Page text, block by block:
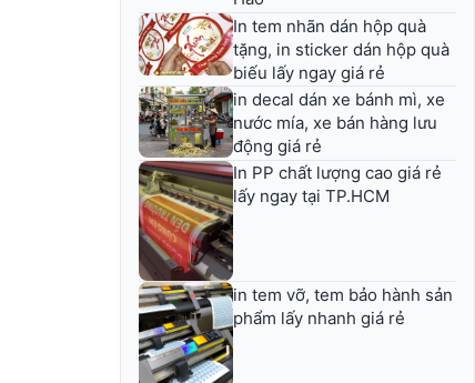
In tem nhãn dán hộp quà
tặng, in sticker dán hộp quà
biếu lấy ngay giá rẻ
in decal dán xe bánh mì, xe
nước mía, xe bán hàng lưu
động giá rẻ
In PP chất lượng cao giá rẻ
lấy ngay tại TP.HCM
in tem vỡ, tem bảo hành sản
phẩm lấy nhanh giá rẻ